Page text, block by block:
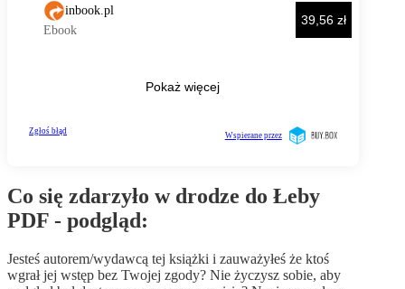
Co się zdarzyło w drodze do Łeby
PDF - podgląd:
Jesteś autorem/wydawcą tej książki i zauważyłeś że ktoś
wgrał jej wstęp bez Twojej zgody? Nie życzysz sobie, aby